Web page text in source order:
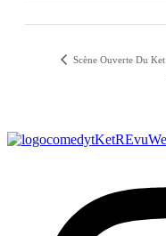
Scène Ouverte Du Ket